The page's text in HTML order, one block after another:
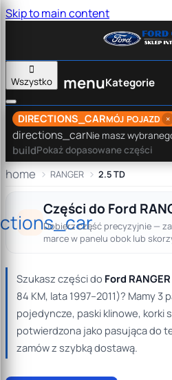
Skip to main content

Wszystko
menuKategorie
DIRECTIONS_CARMÓJ POJAZD ×
directions_carNie masz
buildPokaż dopasowane części
home RANGER 2.5 TD
Części do Ford
Dobierz część precyzyjnie —
marce w panelu obok lub
Szukasz części do Ford
84 KM, lata 1997–2011)? Mamy
pojedyncze, paski klinowe, korki
potwierdzona jako pasująca do
zamów z szybką dostawą.